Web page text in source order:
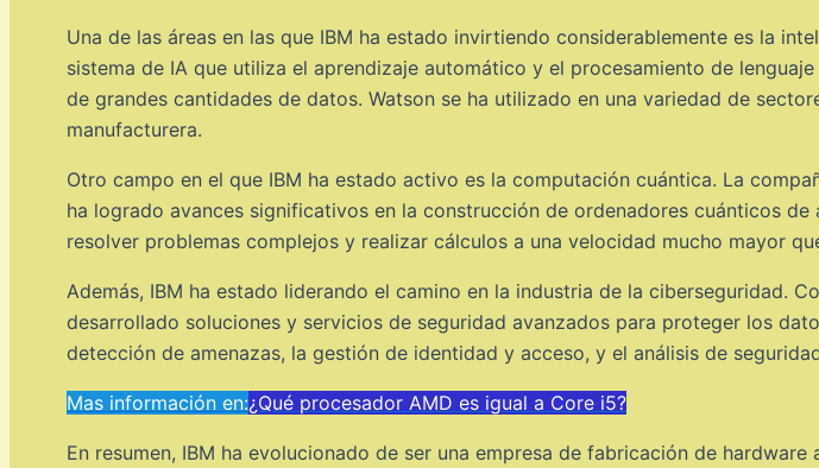
Una de las áreas en las que IBM ha estado invirtiendo considerablemente es la
sistema de IA que utiliza el aprendizaje automático y el procesamiento de
de grandes cantidades de datos. Watson se ha utilizado en una variedad de
manufacturera.
Otro campo en el que IBM ha estado activo es la computación cuántica. La
ha logrado avances significativos en la construcción de ordenadores cuánticos
resolver problemas complejos y realizar cálculos a una velocidad mucho mayor
Además, IBM ha estado liderando el camino en la industria de la ciberseguridad.
desarrollado soluciones y servicios de seguridad avanzados para proteger los
detección de amenazas, la gestión de identidad y acceso, y el análisis de
Mas información en:¿Qué procesador AMD es igual a Core i5?
En resumen, IBM ha evolucionado de ser una empresa de fabricación de